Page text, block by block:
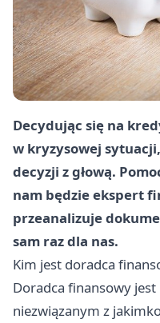
Decydując się na
w kryzysowej
decyzji z głową.
nam będzie ekspert
przeanalizuje
sam raz dla nas.
Kim jest doradca
Doradca finansowy
niezwiązanym z